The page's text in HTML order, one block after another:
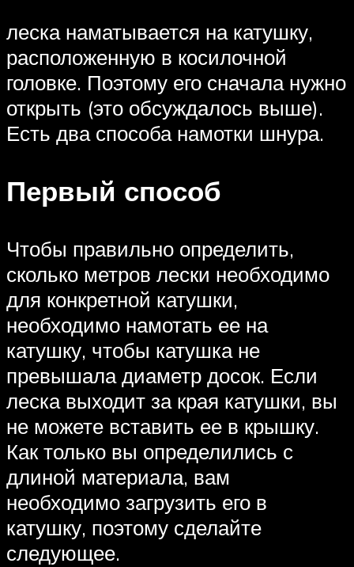
леска наматывается на катушку,
расположенную в косилочной
головке. Поэтому его сначала нужно
открыть (это обсуждалось выше).
Есть два способа намотки шнура.
Первый способ
Чтобы правильно определить,
сколько метров лески необходимо
для конкретной катушки,
необходимо намотать ее на
катушку, чтобы катушка не
превышала диаметр досок. Если
леска выходит за края катушки, вы
не можете вставить ее в крышку.
Как только вы определились с
длиной материала, вам
необходимо загрузить его в
катушку, поэтому сделайте
следующее.